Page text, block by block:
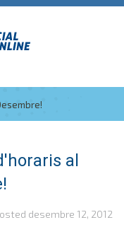
al
desembre 12, 2012